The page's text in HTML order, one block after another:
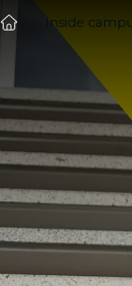
Inside